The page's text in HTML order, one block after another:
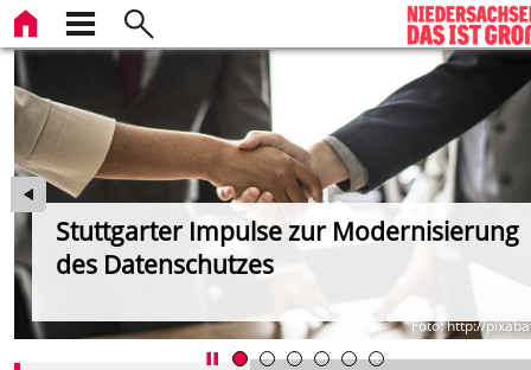
Stuttgarter Impulse zur Modernisierung
des Datenschutzes
Foto: http://